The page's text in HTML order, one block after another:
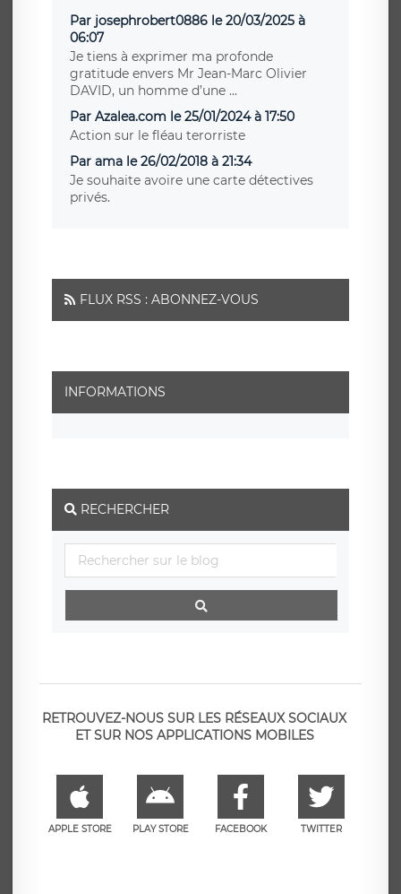
Par josephrobert0886 le 20/03/2025 à
06:07
Je tiens à exprimer ma profonde
gratitude envers Mr Jean-Marc Olivier
DAVID, un homme d’une ...
Par Azalea.com le 25/01/2024 à 17:50
Action sur le fléau terorriste
Par ama le 26/02/2018 à 21:34
Je souhaite avoire une carte détectives
privés.
FLUX RSS : ABONNEZ-VOUS
INFORMATIONS
RECHERCHER
RETROUVEZ-NOUS SUR LES RÉSEAUX SOCIAUX
ET SUR NOS APPLICATIONS MOBILES
APPLE STORE PLAY STORE FACEBOOK TWITTER